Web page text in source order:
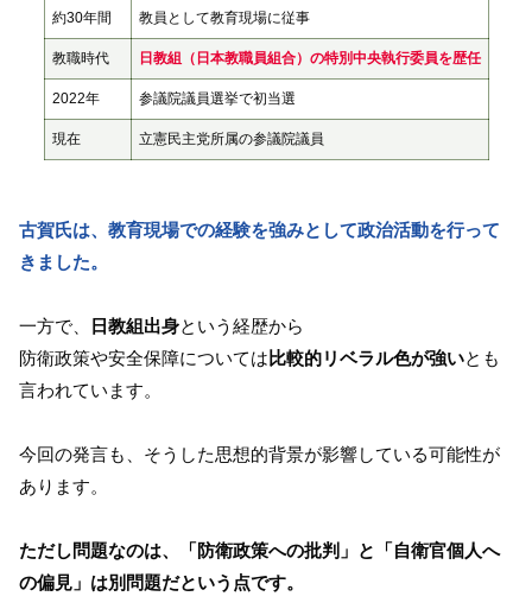
約30年間 教員として教育現場に従事
教職時代 日教組（日本教職員組合）の特別中央執行委員を歴任
2022年 参議院議員選挙で初当選
現在 立憲民主党所属の参議院議員
古賀氏は、教育現場での経験を強みとして政治活動を行って
きました。
一方で、 日教組出身という経歴から
防衛政策や安全保障については 比較的リベラル色が強いとも
言われています。
今回の発言も、そうした思想的背景が影響している可能性が
あります。
ただし問題なのは、「防衛政策への批判」と「自衛官個人へ
の偏見」は別問題だという点です。